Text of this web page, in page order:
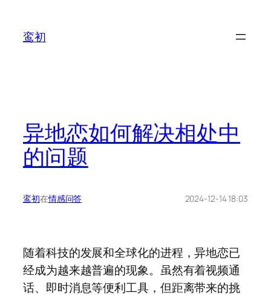
鸾初
异地恋如何解决相处中
的问题
鸾初在情感问答 2024-12-14 18:03
随着科技的发展和全球化的进程，异地恋已
经成为越来越普遍的现象。虽然有着视频通
话、即时消息等便利工具，但距离带来的挑